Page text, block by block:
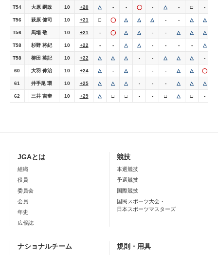
T54 大原 嗣政 10 +20 △ - - ◯ - △ - □ -
T56 萩原 健司 10 +21 □ ◯ △ △ △ - - △ △
T56 馬場 敬 10 +21 - ◯ △ △ - - △ △ △
T58 杉野 将紀 10 +22 - - △ △ - - - - △
T58 柳田 英記 10 +22 △ △ △ - - △ △ △ -
60 大羽 伸治 10 +24 △ - △ - - - △ △ ◯
61 井手尾 環 10 +25 △ △ △ - - - △ △ △
62 三井 吉奎 10 +29 △ □ □ - - □ △ □ -
JGAとは
組織
役員
委員会
会員
年史
広報誌
競技
本選競技
予選競技
国際競技
国民スポーツ大会・
日本スポーツマスターズ
ナショナルチーム 規則・用具